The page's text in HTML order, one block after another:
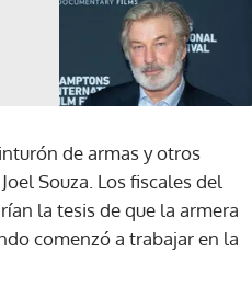
de armas y otros
Souza. Los fiscales del
la tesis de que la armera
comenzó a trabajar en la